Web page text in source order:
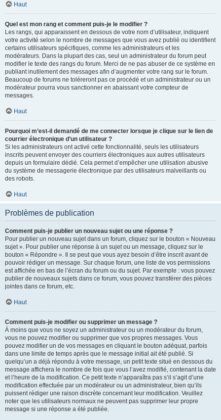
Haut
Quel est mon rang et comment puis-je le modifier ?
Les rangs, qui apparaissent en dessous de votre nom d’utilisateur, indiquent
votre activité selon le nombre de messages que vous avez publié ou identifient
certains utilisateurs spécifiques, comme les administrateurs et les
modérateurs. Dans la plupart des cas, seul un administrateur du forum peut
modifier le texte des rangs du forum. Merci de ne pas abuser de ce système en
publiant inutilement des messages afin d’augmenter votre rang sur le forum.
Beaucoup de forums ne toléreront pas ce procédé et un administrateur ou un
modérateur pourra vous sanctionner en abaissant votre compteur de
messages.
Haut
Pourquoi m’est-il demandé de me connecter lorsque je clique sur le lien de
courrier électronique d’un utilisateur ?
Si les administrateurs ont activé cette fonctionnalité, seuls les utilisateurs
inscrits peuvent envoyer des courriers électroniques aux autres utilisateurs
depuis un formulaire dédié. Cela permet d’empêcher une utilisation abusive
du système de messagerie électronique par des utilisateurs malveillants ou
des robots.
Haut
Problèmes de publication
Comment puis-je publier un nouveau sujet ou une réponse ?
Pour publier un nouveau sujet dans un forum, cliquez sur le bouton « Nouveau
sujet ». Pour publier une réponse à un sujet ou un message, cliquez sur le
bouton « Répondre ». Il se peut que vous ayez besoin d’être inscrit avant de
pouvoir rédiger un message. Sur chaque forum, une liste de vos permissions
est affichée en bas de l’écran du forum ou du sujet. Par exemple : vous pouvez
publier de nouveaux sujets dans ce forum, vous pouvez transférer des pièces
jointes dans ce forum, etc.
Haut
Comment puis-je modifier ou supprimer un message ?
À moins que vous ne soyez un administrateur ou un modérateur du forum,
vous ne pouvez modifier ou supprimer que vos propres messages. Vous
pouvez modifier un de vos messages en cliquant le bouton adéquat, parfois
dans une limite de temps après que le message initial ait été publié. Si
quelqu’un a déjà répondu à votre message, un petit texte situé en dessous du
message affichera le nombre de fois que vous l’avez modifié, contenant la date
et l’heure de la modification. Ce petit texte n’apparaîtra pas s’il s’agit d’une
modification effectuée par un modérateur ou un administrateur, bien qu’ils
puissent rédiger une raison discrète concernant leur modification. Veuillez
noter que les utilisateurs normaux ne peuvent pas supprimer leur propre
message si une réponse a été publiée.